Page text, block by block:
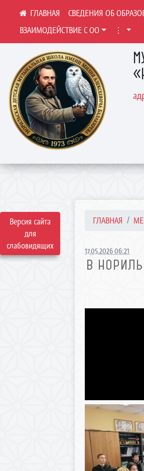
Версия сайта
для
слабовидящих
СВЕДЕНИЯ ОБ
ВЗАИМОДЕЙСТВИЕ С ОО
⋮
ГЛАВНАЯ
17.05.2026 06:21
В